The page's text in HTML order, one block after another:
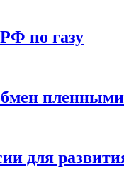
по газу
для